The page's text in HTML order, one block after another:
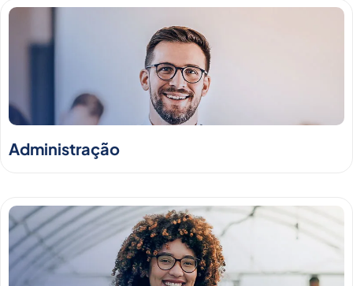
Administração